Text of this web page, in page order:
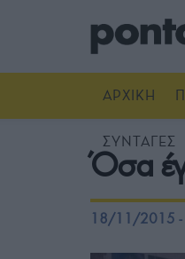
ΑΡΧΙΚΗ
ΣΥΝΤΑΓΕΣ
Όσα
18/11/2015 -